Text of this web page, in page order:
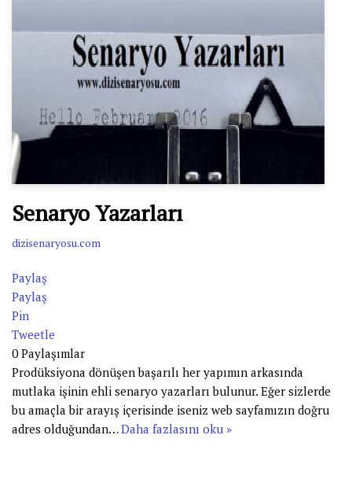
Senaryo Yazarları
dizisenaryosu.com
Paylaş
Paylaş
Pin
Tweetle
0Paylaşımlar
Prodüksiyona dönüşen başarılı her yapımın arkasında
mutlaka işinin ehli senaryo yazarları bulunur. Eğer sizlerde
bu amaçla bir arayış içerisinde iseniz web sayfamızın doğru
adres olduğundan…Daha fazlasını oku »